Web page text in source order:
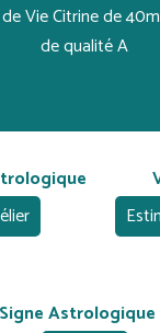
Vie Citrine de
de qualité A
Signe Astrologique